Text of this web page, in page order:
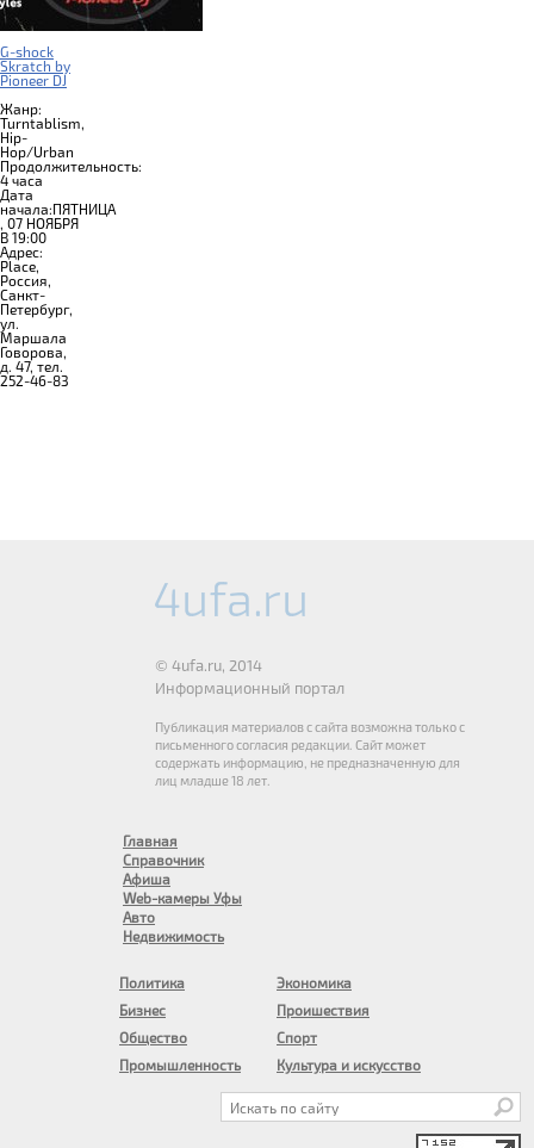
G-shock
Skratch by
Pioneer DJ
Жанр:
Turntablism,
Hip-
Hop/Urban
Продолжительность:
4 часа
Дата
начала:ПЯТНИЦА
, 07 НОЯБРЯ
В 19:00
Адрес:
Place,
Россия,
Санкт-
Петербург,
ул.
Маршала
Говорова,
д. 47, тел.
252-46-83
© 4ufa.ru, 2014
Информационный портал
Публикация материалов с сайта возможна только с
письменного согласия редакции. Сайт может
содержать информацию, не предназначенную для
лиц младше 18 лет.
Главная
Справочник
Афиша
Web-камеры Уфы
Авто
Недвижимость
Политика
Бизнес
Общество
Промышленность
Экономика
Проишествия
Спорт
Культура и искусство